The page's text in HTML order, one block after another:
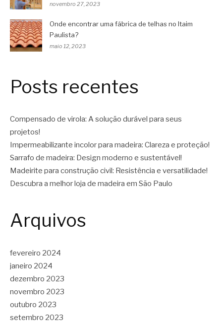
novembro 27, 2023
Onde encontrar uma fábrica de telhas no Itaim
Paulista?
maio 12, 2023
Posts recentes
Compensado de virola: A solução durável para seus
projetos!
Impermeabilizante incolor para madeira: Clareza e proteção!
Sarrafo de madeira: Design moderno e sustentável!
Madeirite para construção civil: Resistência e versatilidade!
Descubra a melhor loja de madeira em São Paulo
Arquivos
fevereiro 2024
janeiro 2024
dezembro 2023
novembro 2023
outubro 2023
setembro 2023